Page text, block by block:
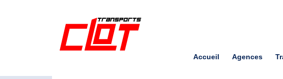
Accueil Agences